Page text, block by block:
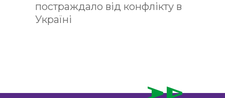
постраждало від конфлікту в
Україні